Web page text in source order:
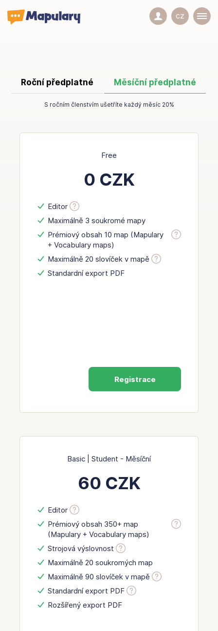
cz
Roční předplatné Měsíční předplatné
S ročním členstvím ušetříte každý měsíc 20%
Free
0 CZK
Editor
Maximálně 3 soukromé mapy
Prémiový obsah 10 map (Mapulary
+ Vocabulary maps)
Maximálně 20 slovíček v mapě
Standardní export PDF
Registrace
Basic | Student - Měsíční
60 CZK
Editor
Prémiový obsah 350+ map
(Mapulary + Vocabulary maps)
Strojová výslovnost
Maximálně 20 soukromých map
Maximálně 90 slovíček v mapě
Standardní export PDF
Rozšířený export PDF